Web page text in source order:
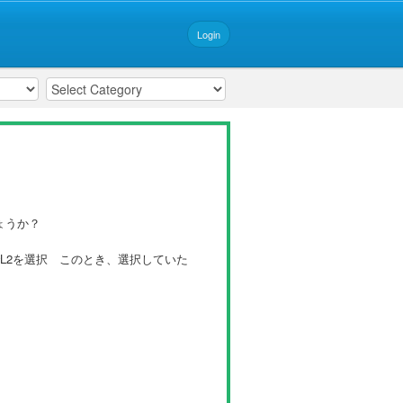
Login
か？
を選択 このとき、選択していた